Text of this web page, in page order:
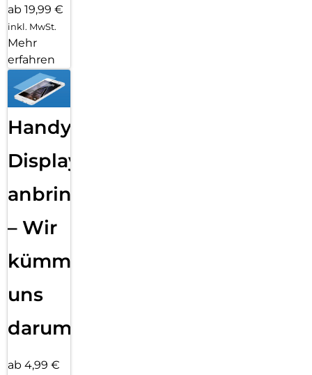
ab 19,99 €
inkl. MwSt.
Mehr
erfahren
Handy
Displayfolie
anbringen
– Wir
kümmern
uns
darum!
ab 4,99 €